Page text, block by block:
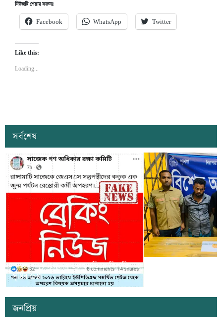
নিউজটি শেয়ার করুনঃ
Facebook WhatsApp Twitter
Like this:
Loading...
সর্বশেষ
সাজেকে অপহরণের গুজব ছড়িয়ে বিভ্রান্তি
সৃষ্টির চেষ্টা
জনপ্রিয়